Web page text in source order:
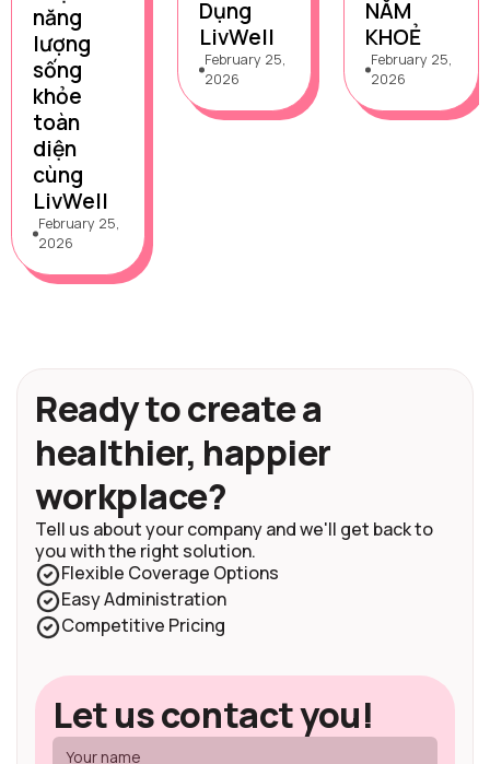
năng
lượng
sống
khỏe
toàn
diện
cùng
LivWell
February 25,
2026
Dụng
LivWell
February 25,
2026
NĂM
KHOẺ
February 25,
2026
Ready to create a
healthier, happier
workplace?
Tell us about your company and we'll get back to
you with the right solution.
Flexible Coverage Options
Easy Administration
Competitive Pricing
Let us contact you!